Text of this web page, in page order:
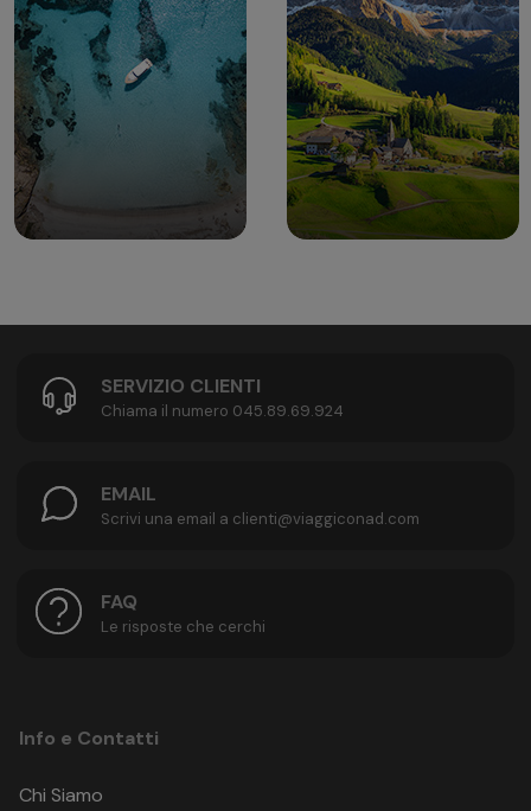
SERVIZIO CLIENTI
Chiama il numero 045.89.69.924
EMAIL
Scrivi una email a clienti@viaggiconad.com
FAQ
Le risposte che cerchi
Info e Contatti
Chi Siamo